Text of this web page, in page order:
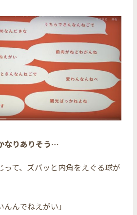
なりありそう…
って、ズバッと内角をえぐる球が
んんでねえがい」